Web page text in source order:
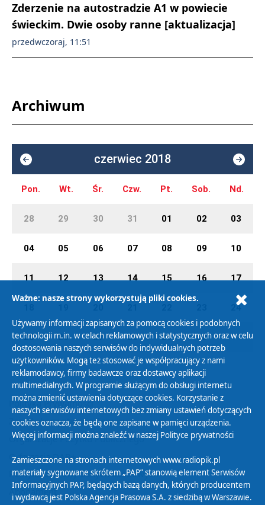
Zderzenie na autostradzie A1 w powiecie
świeckim. Dwie osoby ranne [aktualizacja]
przedwczoraj, 11:51
Archiwum
czerwiec 2018
Pon. Wt. Śr. Czw. Pt. Sob. Nd.
28 29 30 31 01 02 03
04 05 06 07 08 09 10
11 12 13 14 15 16 17
24
25 26 27 28 29 30 01
Polityka Prywatności
Zasady korzystania z Serwisu
Organizacje Pożytku Publicznego
Cyfryzacja DAB+
Polityka ochrony danych osobowych
Abonament
Ważne: nasze strony wykorzystują pliki cookies.
Używamy informacji zapisanych za pomocą cookies i podobnych
technologii m.in. w celach reklamowych i statystycznych oraz w celu
dostosowania naszych serwisów do indywidualnych potrzeb
użytkowników. Mogą też stosować je współpracujący z nami
reklamodawcy, firmy badawcze oraz dostawcy aplikacji
multimedialnych. W programie służącym do obsługi internetu
można zmienić ustawienia dotyczące cookies. Korzystanie z
naszych serwisów internetowych bez zmiany ustawień dotyczących
cookies oznacza, że będą one zapisane w pamięci urządzenia.
Więcej informacji można znaleźć w naszej Polityce prywatności
Zamieszczone na stronach internetowych www.radiopik.pl
materiały sygnowane skrótem „PAP” stanowią element Serwisów
Informacyjnych PAP, będących bazą danych, których producentem
i wydawcą jest Polska Agencja Prasowa S.A. z siedzibą w Warszawie.